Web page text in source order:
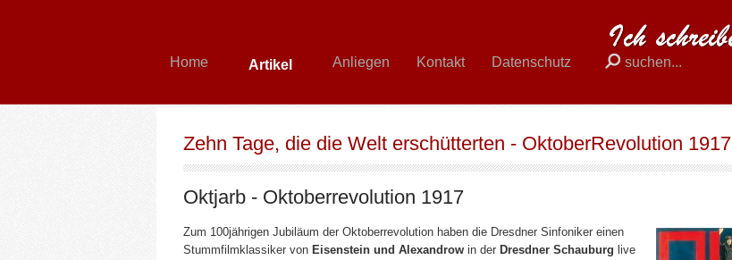
Home Artikel Anliegen Kontakt Datenschutz
Zehn Tage, die die Welt erschütterten - OktoberRevolution 1917
Oktjarb - Oktoberrevolution 1917
Zum 100jährigen Jubiläum der Oktoberrevolution haben die Dresdner Sinfoniker einen
Stummfilmklassiker von Eisenstein und Alexandrow in der Dresdner Schauburg live